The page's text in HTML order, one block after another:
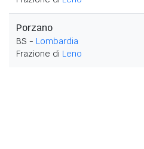
Porzano
BS - Lombardia
Frazione di Leno